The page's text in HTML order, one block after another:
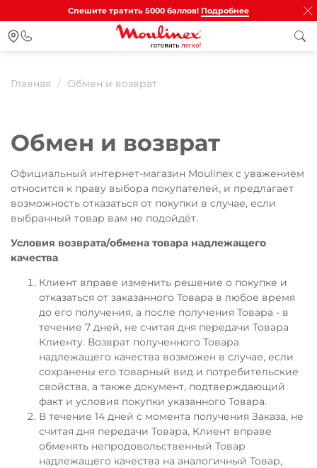
Спешите тратить 5000 баллов! Подробнее
Главная Обмен и возврат
Обмен и возврат
Официальный интернет-магазин Moulinex с уважением
относится к праву выбора покупателей, и предлагает
возможность отказаться от покупки в случае, если
выбранный товар вам не подойдёт.
Условия возврата/обмена товара надлежащего
качества
Клиент вправе изменить решение о покупке и
отказаться от заказанного Товара в любое время
до его получения, а после получения Товара - в
течение 7 дней, не считая дня передачи Товара
Клиенту. Возврат полученного Товара
надлежащего качества возможен в случае, если
сохранены его товарный вид и потребительские
свойства, а также документ, подтверждающий
факт и условия покупки указанного Товара.
В течение 14 дней с момента получения Заказа, не
считая дня передачи Товара, Клиент вправе
обменять непродовольственный Товар
надлежащего качества на аналогичный Товар,